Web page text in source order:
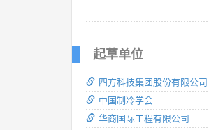
起草单位
四方科技集团股份有限公司
中国制冷学会
华商国际工程有限公司